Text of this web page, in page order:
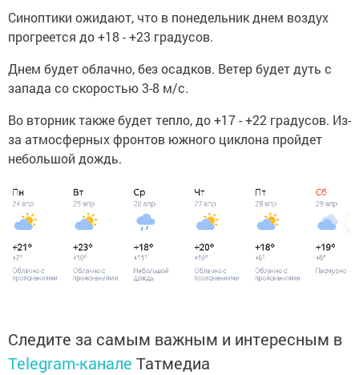
Синоптики ожидают, что в понедельник днем воздух
прогреется до +18 - +23 градусов.
Днем будет облачно, без осадков. Ветер будет дуть с
запада со скоростью 3-8 м/с.
Во вторник также будет тепло, до +17 - +22 градусов. Из-
за атмосферных фронтов южного циклона пройдет
небольшой дождь.
Следите за самым важным и интересным в
Telegram-канале Татмедиа